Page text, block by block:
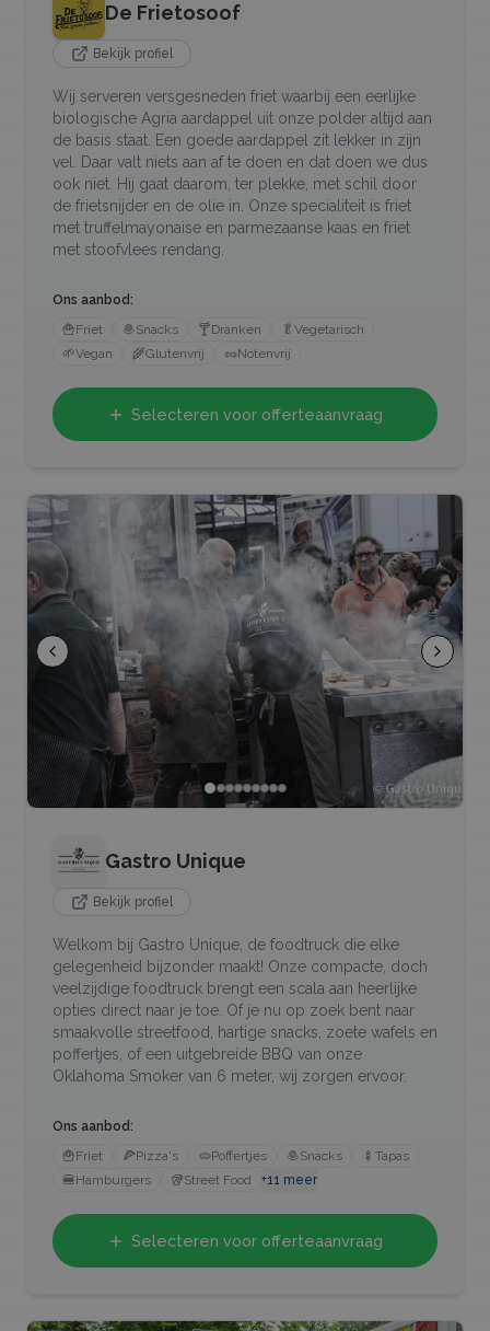
De Frietosoof
Bekijk profiel
Wij serveren versgesneden friet waarbij een eerlijke
biologische Agria aardappel uit onze polder altijd aan
de basis staat. Een goede aardappel zit lekker in zijn
vel. Daar valt niets aan af te doen en dat doen we dus
ook niet. Hij gaat daarom, ter plekke, met schil door
de frietsnijder en de olie in. Onze specialiteit is friet
met truffelmayonaise en parmezaanse kaas en friet
met stoofvlees rendang.
Ons aanbod:
🍟Friet 🧆Snacks 🍸Dranken 🥬 Vegetarisch
🌱Vegan 🌾Glutenvrij 🥜Notenvrij
Selecteren voor offerteaanvraag
Gastro Unique
Bekijk profiel
Welkom bij Gastro Unique, de foodtruck die elke
gelegenheid bijzonder maakt! Onze compacte, doch
veelzijdige foodtruck brengt een scala aan heerlijke
opties direct naar je toe. Of je nu op zoek bent naar
smaakvolle streetfood, hartige snacks, zoete wafels en
poffertjes, of een uitgebreide BBQ van onze
Oklahoma Smoker van 6 meter, wij zorgen ervoor.
Ons aanbod:
🍟Friet 🍕Pizza's 🫓Poffertjes 🧆Snacks 🍢 Tapas
🍔Hamburgers 🥡Street Food +11 meer
Selecteren voor offerteaanvraag